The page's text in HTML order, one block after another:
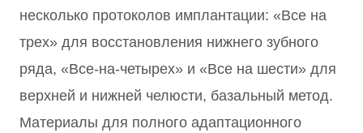
несколько протоколов имплантации: «Все на
трех» для восстановления нижнего зубного
ряда, «Все-на-четырех» и «Все на шести» для
верхней и нижней челюсти, базальный метод.
Материалы для полного адаптационного